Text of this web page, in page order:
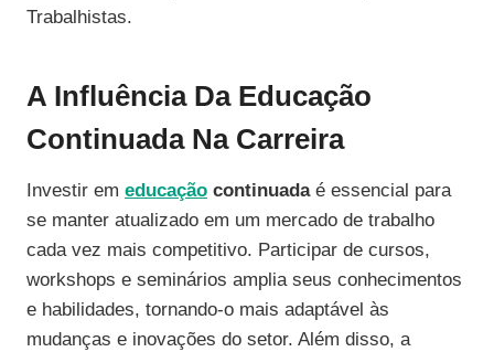
Trabalhistas.
A Influência Da Educação
Continuada Na Carreira
Investir em educação continuadaé essencial para
se manter atualizado em um mercado de trabalho
cada vez mais competitivo. Participar de cursos,
workshops e seminários amplia seus conhecimentos
e habilidades, tornando-o mais adaptável às
mudanças e inovações do setor. Além disso, a